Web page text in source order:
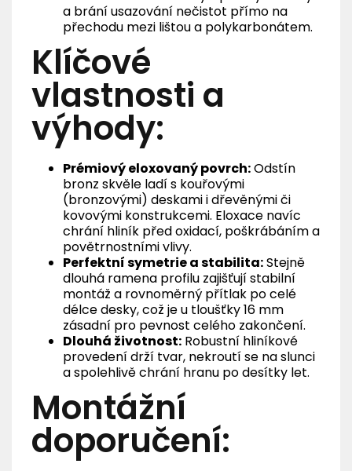
a brání usazování nečistot přímo na
přechodu mezi lištou a polykarbonátem.
Klíčové
vlastnosti a
výhody:
Prémiový eloxovaný povrch:Odstín
bronz skvěle ladí s kouřovými
(bronzovými) deskami i dřevěnými či
kovovými konstrukcemi. Eloxace navíc
chrání hliník před oxidací, poškrábáním a
povětrnostními vlivy.
Perfektní symetrie a stabilita:Stejně
dlouhá ramena profilu zajišťují stabilní
montáž a rovnoměrný přítlak po celé
délce desky, což je u tloušťky 16 mm
zásadní pro pevnost celého zakončení.
Dlouhá životnost: Robustní hliníkové
provedení drží tvar, nekroutí se na slunci
a spolehlivě chrání hranu po desítky let.
Montážní
doporučení: